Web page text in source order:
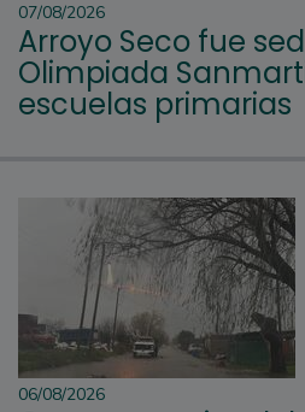
07/08/2026
Arroyo Seco fue
Olimpiada
escuelas primarias
06/08/2026